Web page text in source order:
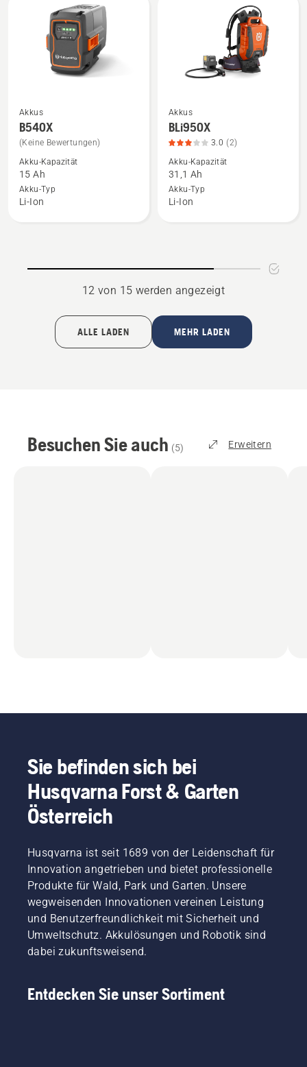
Mehr
Details
zu
B540X
anzeigen
Akkus
B540X
(Keine Bewertungen)
Akku-Kapazität
15 Ah
Akku-Typ
Li-Ion
Mehr
Details
zu
BLi950X
anzeigen,
Produktbewertung
Akkus
BLi950X
3.0 (2)
Akku-Kapazität
31,1 Ah
Akku-Typ
Li-Ion
12 von 15 werden angezeigt
ALLE LADEN MEHR LADEN
Besuchen Sie auch (5) Erweitern
Sie befinden sich bei
Husqvarna Forst & Garten
Österreich
Husqvarna ist seit 1689 von der Leidenschaft für
Innovation angetrieben und bietet professionelle
Produkte für Wald, Park und Garten. Unsere
wegweisenden Innovationen vereinen Leistung
und Benutzerfreundlichkeit mit Sicherheit und
Umweltschutz. Akkulösungen und Robotik sind
dabei zukunftsweisend.
Entdecken Sie unser Sortiment